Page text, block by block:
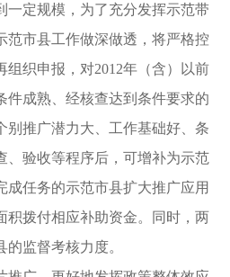
一定规模，为了充分发挥示范带
范市县工作做深做透，将严格控
组织申报，对2012年（含）以前
件成熟、经核查达到条件要求的
别推广潜力大、工作基础好、条
、验收等程序后，可增补为示范
成任务的示范市县扩大推广应用
积拨付相应补助资金。同时，两
监督考核力度。